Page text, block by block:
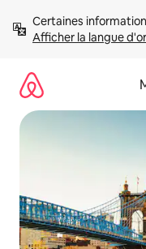
directement
Afficher la langue